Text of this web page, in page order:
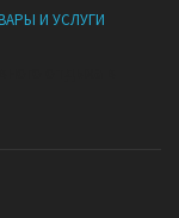
И УСЛУГИ